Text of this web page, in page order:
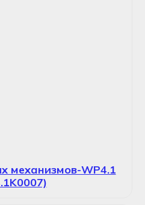
механизмов-WP4.1